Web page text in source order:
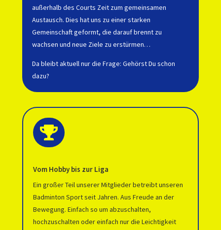
außerhalb des Courts Zeit zum gemeinsamen
Austausch. Dies hat uns zu einer starken
Gemeinschaft geformt, die darauf brennt zu
wachsen und neue Ziele zu erstürmen…
Da bleibt aktuell nur die Frage: Gehörst Du schon
dazu?

Vom Hobby bis zur Liga
Ein großer Teil unserer Mitglieder betreibt unseren
Badminton Sport seit Jahren. Aus Freude an der
Bewegung. Einfach so um abzuschalten,
hochzuschalten oder einfach nur die Leichtigkeit